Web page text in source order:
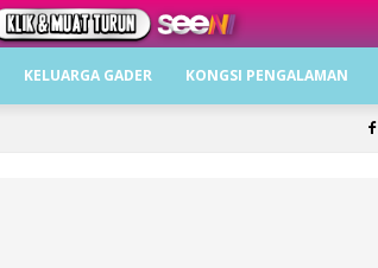
KELUARGA GADER KONGSI PENGALAMAN